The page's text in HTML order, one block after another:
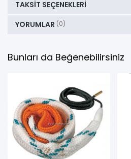
TAKSIT SEÇENEKLERI
YORUMLAR (0)
Bunları da Beğenebilirsiniz